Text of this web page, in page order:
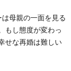
母親の一面を見る
もし態度が変わっ
せな再婚は難しい